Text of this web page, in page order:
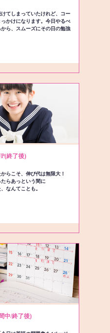
てしまっていたけれど、コー
かけになります。今日やるべ
ら、スムーズにその日の勉強
終了後)
らこそ、伸び代は無限大！
らあっという間に
なんてことも。
中/終了後)